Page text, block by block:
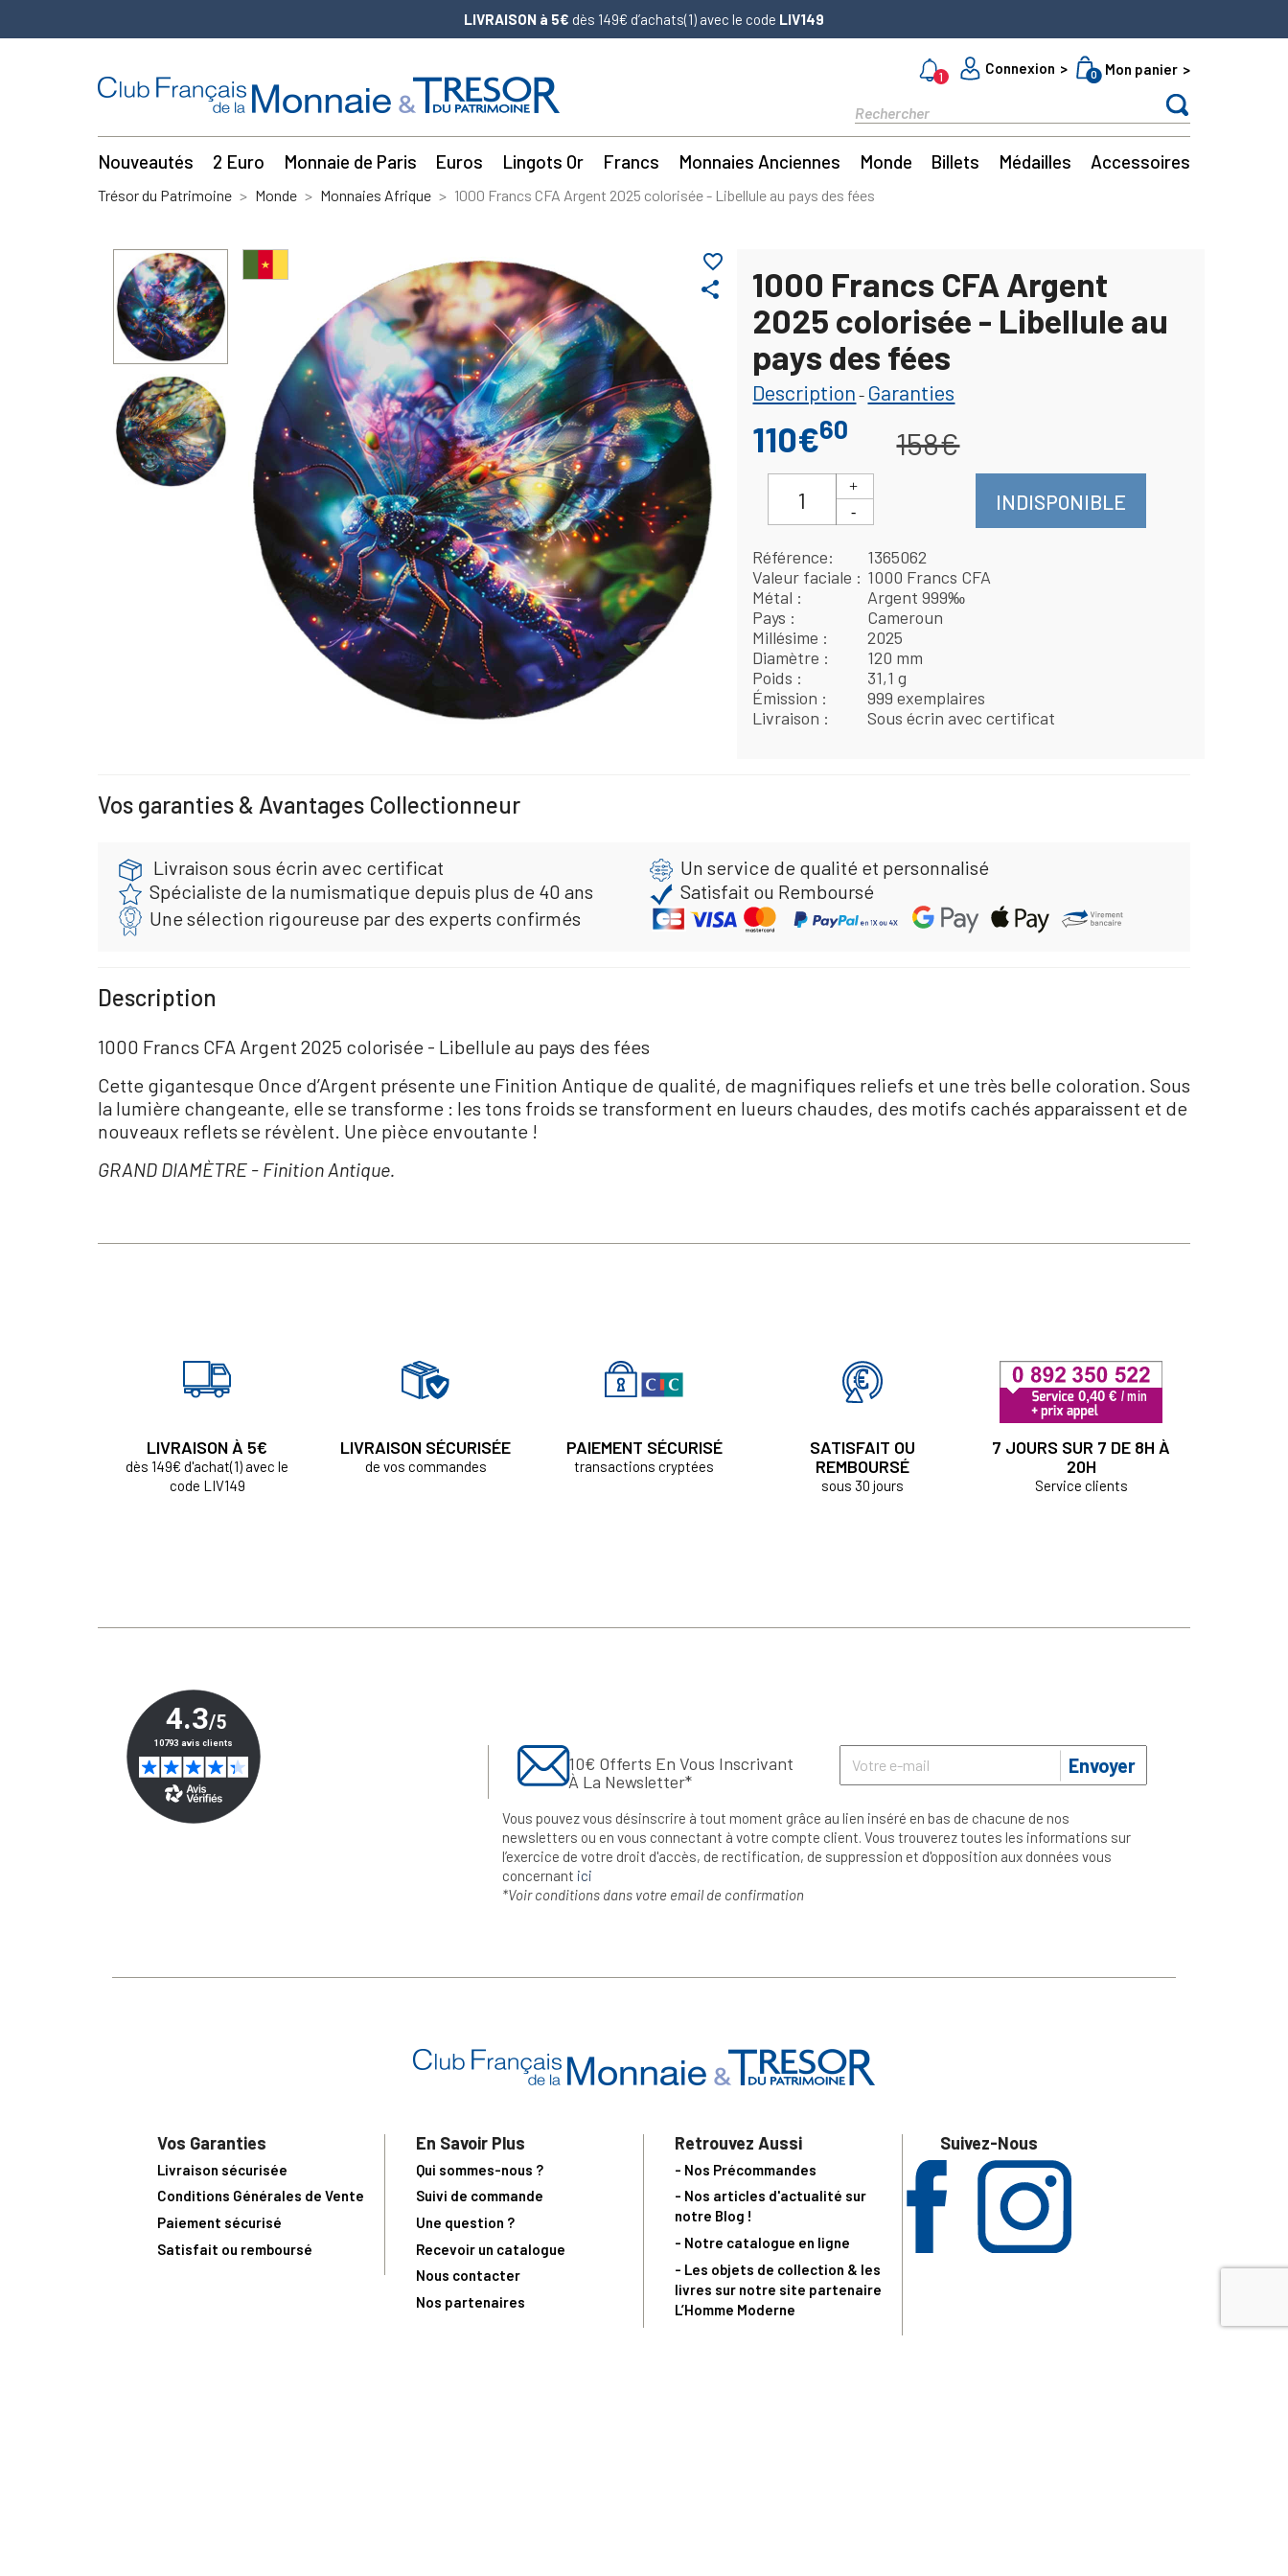
LIVRAISON à 5€ dès 149€ d’achats(1) avec le code LIV149
1
Connexion 0 Mon panier
Nouveautés 2 Euro Monnaie de Paris Euros Lingots Or Francs Monnaies Anciennes Monde Billets Médailles Accessoires
Trésor du Patrimoine Monde Monnaies Afrique 1000 Francs CFA Argent 2025 colorisée - Libellule au pays des fées
share
favorite_border
1000 Francs CFA Argent
2025 colorisée - Libellule au
pays des fées
Description - Garanties
110€60 158€
INDISPONIBLE
Référence
1365062
Valeur faciale
1000 Francs CFA
Métal
Argent 999‰
Pays
Cameroun
Millésime
2025
Diamètre
120 mm
Poids
31,1 g
Émission
999 exemplaires
Livraison
Sous écrin avec certificat
Vos garanties & Avantages Collectionneur
Livraison sous écrin avec certificat
Un service de qualité et personnalisé
Spécialiste de la numismatique depuis plus de 40 ans
Satisfait ou Remboursé
Une sélection rigoureuse par des experts confirmés
Description
1000 Francs CFA Argent 2025 colorisée - Libellule au pays des fées
Cette gigantesque Once d’Argent présente une Finition Antique de qualité, de magnifiques reliefs et une très belle coloration. Sous
la lumière changeante, elle se transforme : les tons froids se transforment en lueurs chaudes, des motifs cachés apparaissent et de
nouveaux reflets se révèlent. Une pièce envoutante !
GRAND DIAMÈTRE - Finition Antique.
LIVRAISON À 5€
dès 149€ d'achat(1) avec le
code LIV149
LIVRAISON SÉCURISÉE
de vos commandes
PAIEMENT SÉCURISÉ
transactions cryptées
SATISFAIT OU
REMBOURSÉ
sous 30 jours
7 JOURS SUR 7 DE 8H À
20H
Service clients
10€ Offerts En Vous Inscrivant
À La Newsletter*
Envoyer
Vous pouvez vous désinscrire à tout moment grâce au lien inséré en bas de chacune de nos
newsletters ou en vous connectant à votre compte client. Vous trouverez toutes les informations sur
l’exercice de votre droit d'accès, de rectification, de suppression et d'opposition aux données vous
concernant ici
*Voir conditions dans votre email de confirmation
Vos Garanties
Livraison sécurisée
Conditions Générales de Vente
Paiement sécurisé
Satisfait ou remboursé
En Savoir Plus
Qui sommes-nous ?
Suivi de commande
Une question ?
Recevoir un catalogue
Nous contacter
Nos partenaires
Retrouvez Aussi
- Nos Précommandes
- Nos articles d'actualité sur
notre Blog !
- Notre catalogue en ligne
- Les objets de collection & les
livres sur notre site partenaire
L’Homme Moderne
Suivez-Nous